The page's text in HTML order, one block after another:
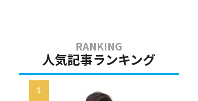
人気記事ランキング